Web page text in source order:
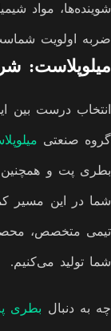
شوینده‌ها، مواد
ضربه اولویت
میلوپلاست:
انتخاب درست بین
گروه صنعتی
بطری پت و همچنین
شما در این مسیر
تیمی متخصص،
شما تولید می‌کنیم.
چه به دنبال بطری